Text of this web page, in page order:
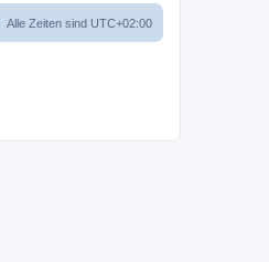
Alle Zeiten sind UTC+02:00